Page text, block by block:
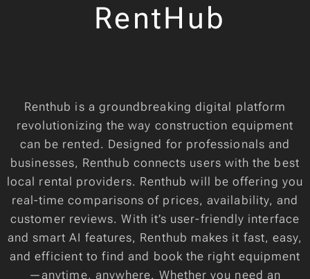
RentHub
Renthub is a groundbreaking digital platform
revolutionizing the way construction equipment
can be rented. Designed for professionals and
businesses, Renthub connects users with the best
local rental providers. Renthub will be offering you
real-time comparisons of prices, availability, and
customer reviews. With it’s user-friendly interface
and smart AI features, Renthub makes it fast, easy,
and efficient to find and book the right equipment
—anytime, anywhere. Whether you need an